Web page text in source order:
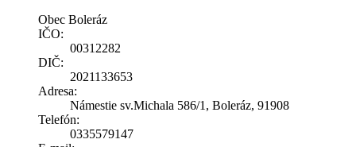
Obec Boleráz
IČO:
00312282
DIČ:
2021133653
Adresa:
Námestie sv.Michala 586/1, Boleráz, 91908
Telefón:
0335579147